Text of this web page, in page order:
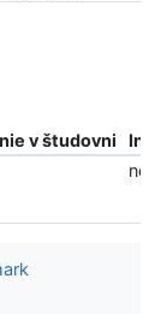
v študovni
Info